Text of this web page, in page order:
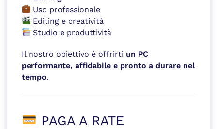
Uso professionale
Editing e creatività
Studio e produttività
Il nostro obiettivo è offrirti un PC
performante, affidabile e pronto a durare nel
tempo.
PAGA A RATE